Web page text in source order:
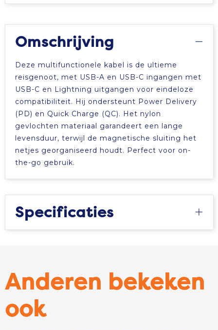
Omschrijving
Deze multifunctionele kabel is de ultieme
reisgenoot, met USB-A en USB-C ingangen met
USB-C en Lightning uitgangen voor eindeloze
compatibiliteit. Hij ondersteunt Power Delivery
(PD) en Quick Charge (QC). Het nylon
gevlochten materiaal garandeert een lange
levensduur, terwijl de magnetische sluiting het
netjes georganiseerd houdt. Perfect voor on-
the-go gebruik.
Specificaties
Anderen bekeken
ook